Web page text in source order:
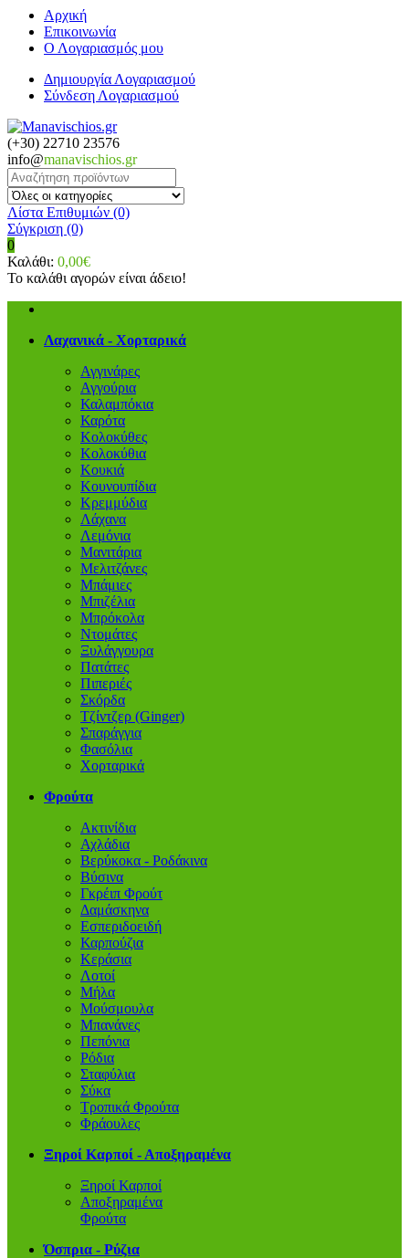
Αρχική
Επικοινωνία
Ο Λογαριασμός μου
Δημιουργία Λογαριασμού
Σύνδεση Λογαριασμού
(+30) 22710 23576
info@manavischios.gr
Λίστα Επιθυμιών (0)
Σύγκριση (0)
0
Καλάθι: 0,00€
Το καλάθι αγορών είναι άδειο!
Λαχανικά - Χορταρικά
Αγγινάρες
Αγγούρια
Καλαμπόκια
Καρότα
Κολοκύθες
Κολοκύθια
Κουκιά
Κουνουπίδια
Κρεμμύδια
Λάχανα
Λεμόνια
Μανιτάρια
Μελιτζάνες
Μπάμιες
Μπιζέλια
Μπρόκολα
Ντομάτες
Ξυλάγγουρα
Πατάτες
Πιπεριές
Σκόρδα
Τζίντζερ (Ginger)
Σπαράγγια
Φασόλια
Χορταρικά
Φρούτα
Ακτινίδια
Αχλάδια
Βερύκοκα - Ροδάκινα
Βύσινα
Γκρέιπ Φρούτ
Δαμάσκηνα
Εσπεριδοειδή
Καρπούζια
Κεράσια
Λοτοί
Μήλα
Μούσμουλα
Μπανάνες
Πεπόνια
Ρόδια
Σταφύλια
Σύκα
Τροπικά Φρούτα
Φράουλες
Ξηροί Καρποί - Αποξηραμένα
Ξηροί Καρποί
Αποξηραμένα
Φρούτα
Όσπρια - Ρύζια